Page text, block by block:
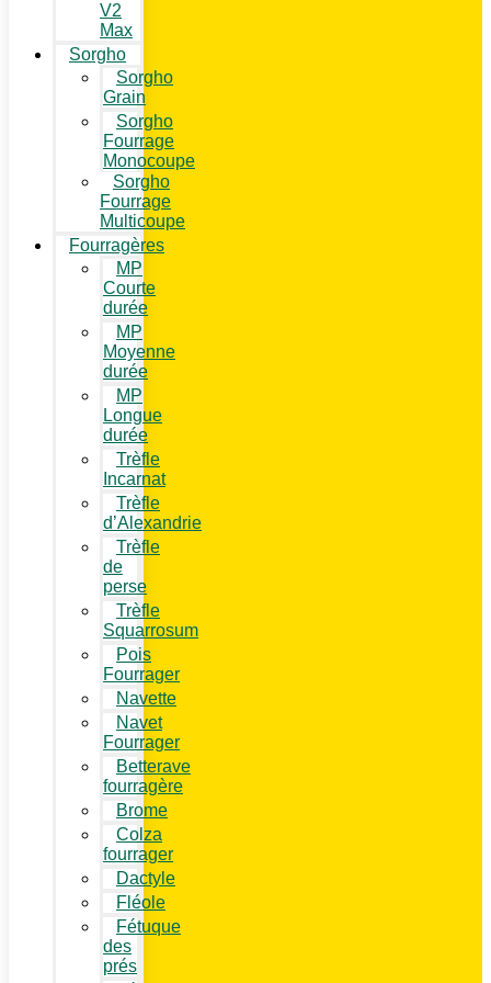
V2
Max
Sorgho
Sorgho
Grain
Sorgho
Fourrage
Monocoupe
Sorgho
Fourrage
Multicoupe
Fourragères
MP
Courte
durée
MP
Moyenne
durée
MP
Longue
durée
Trèfle
Incarnat
Trèfle
d’Alexandrie
Trèfle
de
perse
Trèfle
Squarrosum
Pois
Fourrager
Navette
Navet
Fourrager
Betterave
fourragère
Brome
Colza
fourrager
Dactyle
Fléole
Fétuque
des
prés